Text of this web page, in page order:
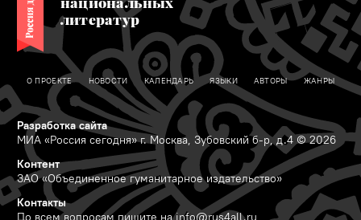
литератур
О ПРОЕКТЕ НОВОСТИ КАЛЕНДАРЬ ЯЗЫКИ АВТОРЫ ЖАНРЫ
Разработка сайта
МИА «Россия сегодня» г. Москва, Зубовский б-р, д.4 © 2026
Контент
ЗАО «Объединенное гуманитарное издательство»
Контакты
По всем вопросам пишите наinfo@rus4all.ru